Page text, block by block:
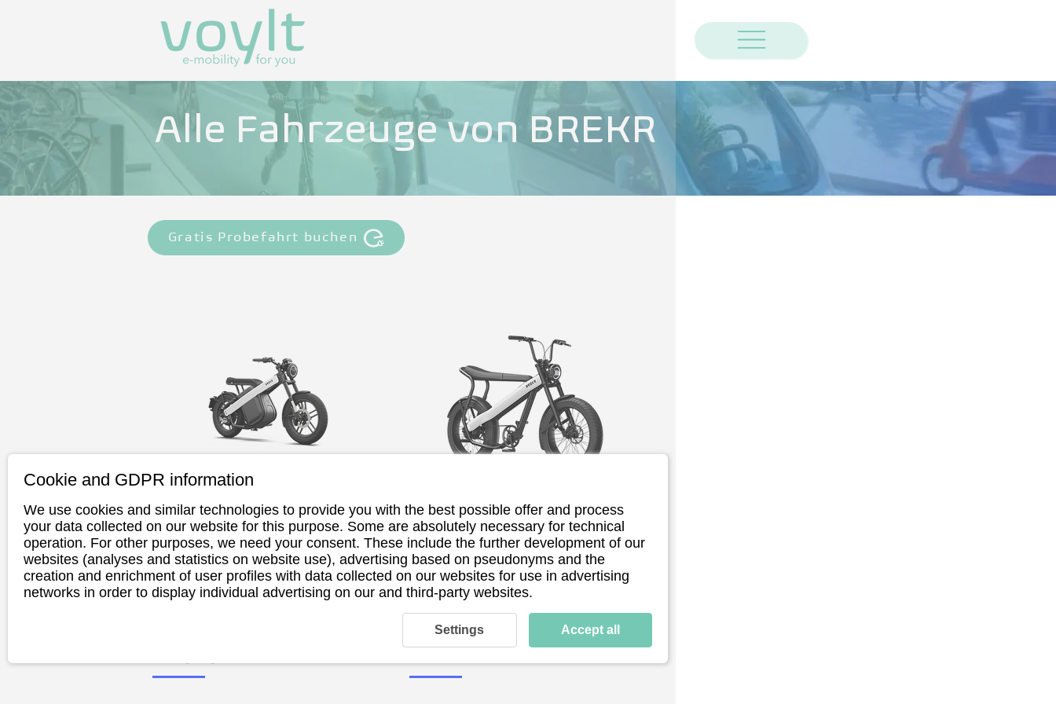
Alle Fahrzeuge von BREKR
Gratis Probefahrt buchen
BREKR B4000
Die Zukunft ist elektrisch und
Brekr zehn bis dreißig Kilogramm
BREKR F250
Ein revolutionäres Fatbike mit dem
ikonischen Brekr-Design. Beat traffic,
your style. Der Sattel ist höhenverstellbar
völlig neue und aufregenden Art, dem
Cookie and GDPR information
We use cookies and similar technologies to provide you with the best possible offer and process
your data collected on our website for this purpose. Some are absolutely necessary for technical
operation. For other purposes, we need your consent. These include the further development of our
websites (analyses and statistics on website use), advertising based on pseudonyms and the
creation and enrichment of user profiles with data collected on our websites for use in advertising
networks in order to display individual advertising on our and third-party websites.
Settings Accept all